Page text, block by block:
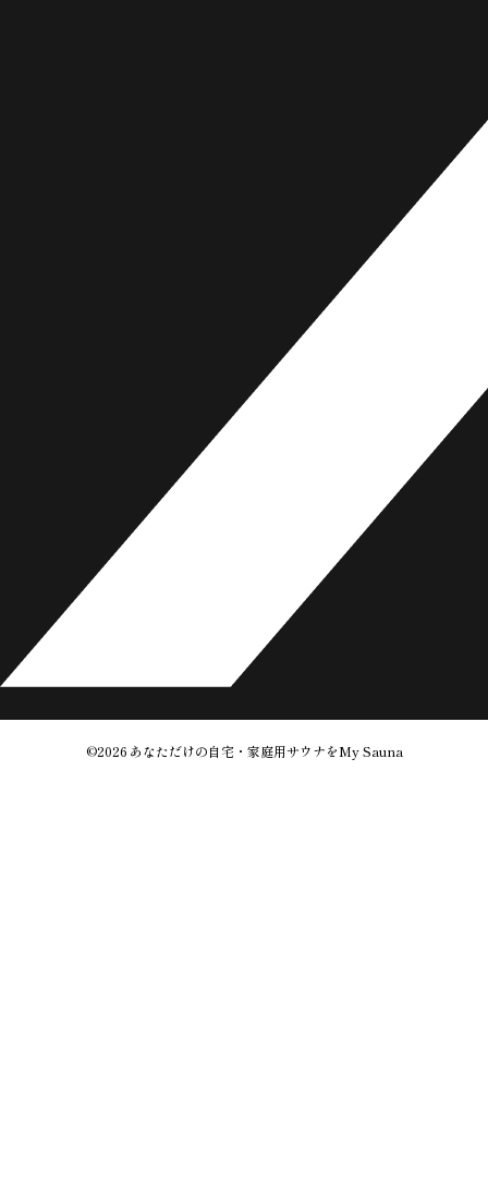
©2026 あなただけの自宅・家庭用サウナをMy Sauna